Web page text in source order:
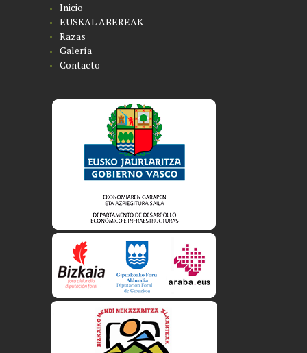
Inicio
EUSKAL ABEREAK
Razas
Galería
Contacto